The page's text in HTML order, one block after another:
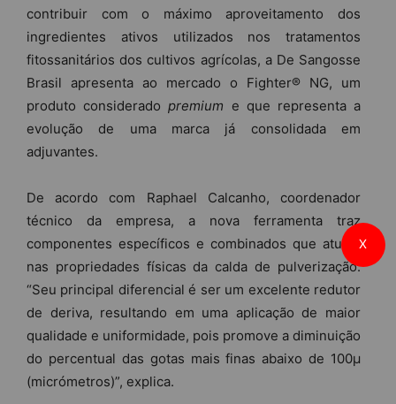
contribuir com o máximo aproveitamento dos
ingredientes ativos utilizados nos tratamentos
fitossanitários dos cultivos agrícolas, a De Sangosse
Brasil apresenta ao mercado o Fighter® NG, um
produto consideradopremium e que representa a
evolução de uma marca já consolidada em
adjuvantes.
De acordo com Raphael Calcanho, coordenador
técnico da empresa, a nova ferramenta traz
componentes específicos e combinados que atuam
nas propriedades físicas da calda de pulverização.
“Seu principal diferencial é ser um excelente redutor
de deriva, resultando em uma aplicação de maior
qualidade e uniformidade, pois promove a diminuição
do percentual das gotas mais finas abaixo de 100µ
(micrómetros)”, explica.
X